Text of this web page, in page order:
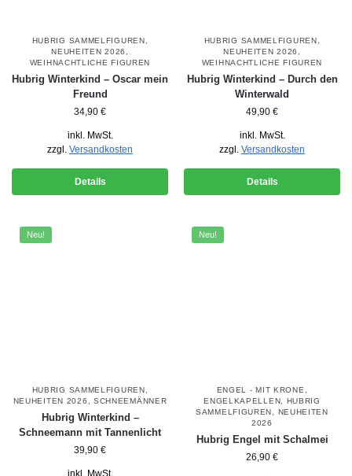
HUBRIG SAMMELFIGUREN,
NEUHEITEN 2026 ,
WEIHNACHTLICHE FIGUREN
Hubrig Winterkind – Oscar mein
Freund
34,90 €
inkl. MwSt.
zzgl. Versandkosten
Details
HUBRIG SAMMELFIGUREN,
NEUHEITEN 2026 ,
WEIHNACHTLICHE FIGUREN
Hubrig Winterkind – Durch den
Winterwald
49,90 €
inkl. MwSt.
zzgl. Versandkosten
Details
Neu!
HUBRIG SAMMELFIGUREN,
NEUHEITEN 2026 , SCHNEEMÄNNER
Hubrig Winterkind –
Schneemann mit Tannenlicht
39,90 €
Neu!
ENGEL - MIT KRONE,
ENGELKAPELLEN, HUBRIG
SAMMELFIGUREN, NEUHEITEN
2026
Hubrig Engel mit Schalmei
26,90 €